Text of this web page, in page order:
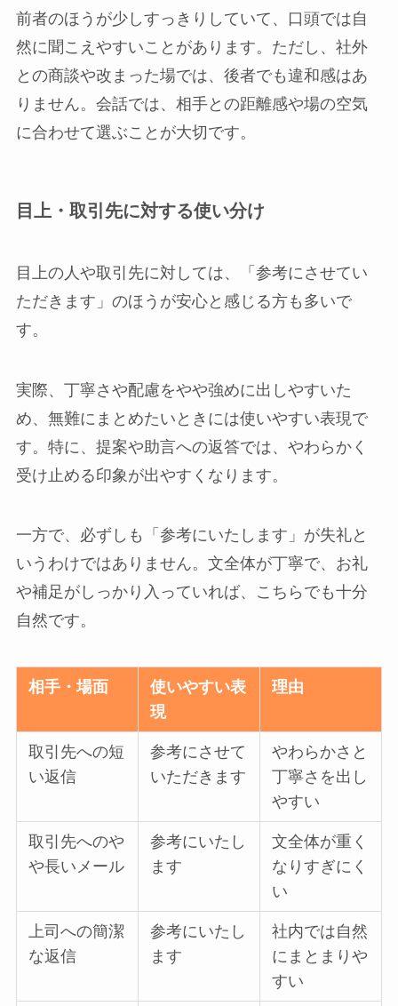
前者のほうが少しすっきりしていて、口頭では自
然に聞こえやすいことがあります。ただし、社外
との商談や改まった場では、後者でも違和感はあ
りません。会話では、相手との距離感や場の空気
に合わせて選ぶことが大切です。
目上・取引先に対する使い分け
目上の人や取引先に対しては、「参考にさせてい
ただきます」のほうが安心と感じる方も多いで
す。
実際、丁寧さや配慮をやや強めに出しやすいた
め、無難にまとめたいときには使いやすい表現で
す。特に、提案や助言への返答では、やわらかく
受け止める印象が出やすくなります。
一方で、必ずしも「参考にいたします」が失礼と
いうわけではありません。文全体が丁寧で、お礼
や補足がしっかり入っていれば、こちらでも十分
自然です。
相手・場面
使いやすい表
現
理由
取引先への短
い返信
参考にさせて
いただきます
やわらかさと
丁寧さを出し
やすい
取引先へのや
や長いメール
参考にいたし
ます
文全体が重く
なりすぎにく
い
上司への簡潔
な返信
参考にいたし
ます
社内では自然
にまとまりや
すい